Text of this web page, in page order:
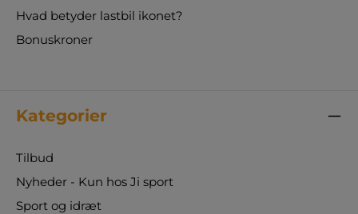
Hvad betyder lastbil ikonet?
Bonuskroner
Kategorier
Tilbud
Nyheder - Kun hos Ji sport
Sport og idræt